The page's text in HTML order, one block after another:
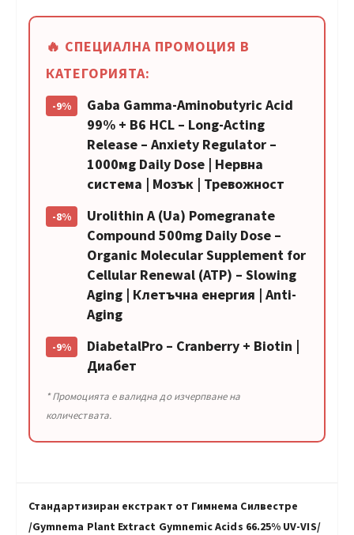
🔥 СПЕЦИАЛНА ПРОМОЦИЯ В
КАТЕГОРИЯТА:
-9%
Gaba Gamma-Aminobutyric Acid
99% + B6 HCL – Long-Acting
Release – Anxiety Regulator –
1000мg Daily Dose | Нервна
система | Мозък | Тревожност
-8%
Urolithin A (Ua) Pomegranate
Compound 500mg Daily Dose –
Organic Molecular Supplement for
Cellular Renewal (ATP) – Slowing
Aging | Клетъчна енергия | Anti-
Aging
-9%
DiabetalPro – Cranberry + Biotin |
Диабет
* Промоцията е валидна до изчерпване на
количествата.
Стандартизиран екстракт от Гимнема Силвестре
/Gymnema Plant Extract Gymnemic Acids 66.25% UV-VIS/